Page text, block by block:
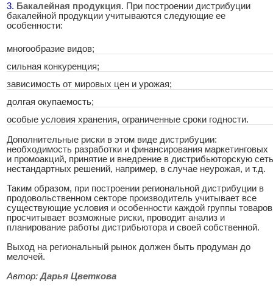
3. Бакалейная продукция. При построении дистрибуции
бакалейной продукции учитываются следующие ее
особенности:
многообразие видов;
сильная конкуренция;
зависимость от мировых цен и урожая;
долгая окупаемость;
особые условия хранения, ограниченные сроки годности.
Дополнительные риски в этом виде дистрибуции:
необходимость разработки и финансирования маркетинговых
и промоакций, принятие и внедрение в дистрибьюторскую сеть
нестандартных решений, например, в случае неурожая, и т.д.
Таким образом, при построении региональной дистрибуции в
продовольственном секторе производитель учитывает все
существующие условия и особенности каждой группы
просчитывает возможные риски, проводит анализ и
планирование работы дистрибьютора и своей собственной.
Выход на региональный рынок должен быть продуман до
мелочей.
Автор:Дарья Цветкова